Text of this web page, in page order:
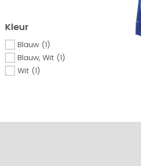
Kleur
Blauw (1)
Blauw, Wit (1)
Wit (1)